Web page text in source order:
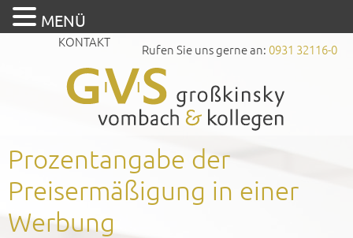
Rufen Sie uns gerne an: 0931 32116-0
KONTAKT
Prozentangabe der
Preisermäßigung in einer
Werbung
MENÜ